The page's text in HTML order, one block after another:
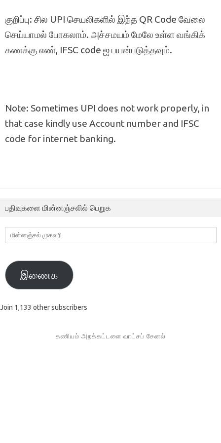
குறிப்பு: சில UPI செயலிகளில் இந்த QR Code வேலை
செய்யாமல் போகலாம். அச்சமயம் மேலே உள்ள வங்கிக்
கணக்கு எண், IFSC code ஐ பயன்படுத்தவும்.
Note: Sometimes UPI does not work properly, in
that case kindly use Account number and IFSC
code for internet banking.
பதிவுகளை மின்னஞ்சலில் பெறுக
மின்னஞ்சல்
முகவரி
இணைக
Join 1,133 other subscribers
கணியம் அறக்கட்டளை வாட்சப் சேனல்